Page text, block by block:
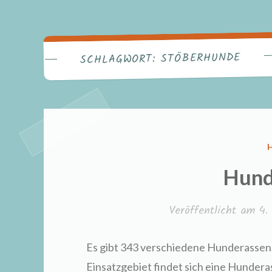
SCHLAGWORT:STÖBERHUNDE
Veröffentlicht am 4.
Es gibt 343 verschiedene
Einsatzgebiet findet sich eine